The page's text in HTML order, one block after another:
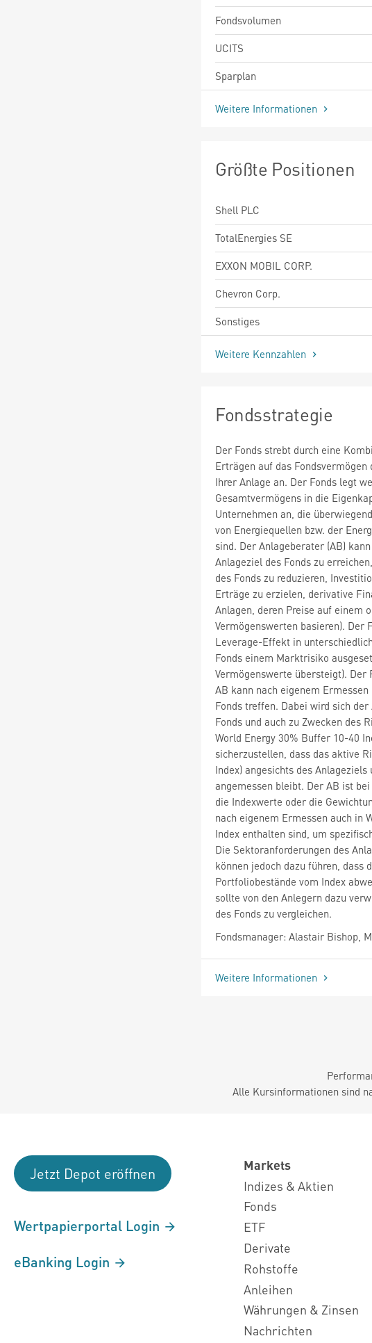
Fondsvolumen
UCITS
Sparplan
Weitere Informationen
Größte Positionen
Shell PLC
TotalEnergies SE
EXXON MOBIL CORP.
Chevron Corp.
Sonstiges
Weitere Kennzahlen
Fondsstrategie
Der Fonds strebt durch eine
Erträgen auf das
Ihrer Anlage an. Der Fonds legt
Gesamtvermögens in die
Unternehmen an, die
von Energiequellen bzw. der
sind. Der Anlageberater (AB)
Anlageziel des Fonds zu
des Fonds zu reduzieren,
Erträge zu erzielen, derivative
Anlagen, deren Preise auf einem
Vermögenswerten basieren). Der
Leverage-Effekt in
Fonds einem Marktrisiko
Vermögenswerte übersteigt).
AB kann nach eigenem
Fonds treffen. Dabei wird sich
Fonds und auch zu Zwecken des
World Energy 30% Buffer 10-40
sicherzustellen, dass das aktive
Index) angesichts des
angemessen bleibt. Der AB ist
die Indexwerte oder die
nach eigenem Ermessen auch in
Index enthalten sind, um
Die Sektoranforderungen des
können jedoch dazu führen, dass
Portfoliobestände vom Index
sollte von den Anlegern dazu
des Fonds zu vergleichen.
Fondsmanager: Alastair Bishop,
Weitere Informationen
Alle Kursinformationen sind
Jetzt Depot eröffnen
Wertpapierportal Login
eBanking Login
Markets
Indizes & Aktien
Fonds
ETF
Derivate
Rohstoffe
Anleihen
Währungen & Zinsen
Nachrichten